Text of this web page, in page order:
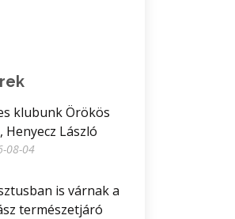
klubunk Örökös
Henyecz László
08-04
is várnak a
természetjáró